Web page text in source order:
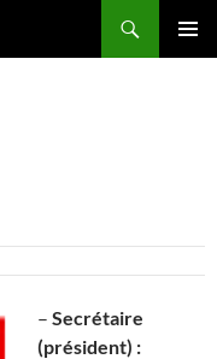
– Secrétaire
(président) :